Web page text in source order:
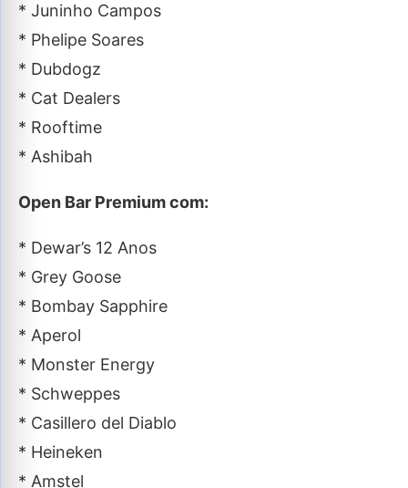
* Juninho Campos
* Phelipe Soares
* Dubdogz
* Cat Dealers
* Rooftime
* Ashibah
Open Bar Premium com:
* Dewar’s 12 Anos
* Grey Goose
* Bombay Sapphire
* Aperol
* Monster Energy
* Schweppes
* Casillero del Diablo
* Heineken
* Amstel